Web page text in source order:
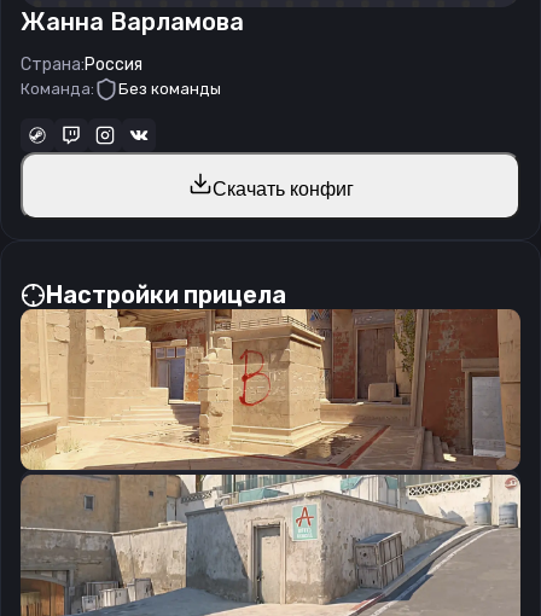
Жанна Варламова
Страна:Россия
Команда: Без команды
Скачать конфиг
Настройки прицела
CSGO-NQof8-7nPGi-x54QX-Bxie6-KS8SA
Скопировать